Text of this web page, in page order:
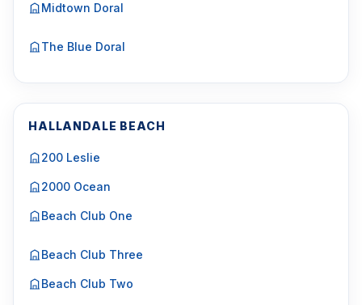
Midtown Doral
The Blue Doral
HALLANDALE BEACH
200 Leslie
2000 Ocean
Beach Club One
Beach Club Three
Beach Club Two